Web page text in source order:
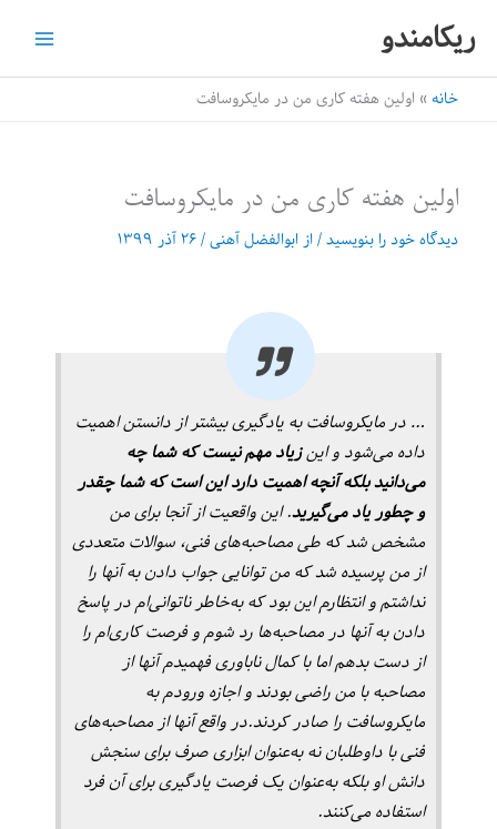
ریکامندو
خانه اولین هفته کاری من در مایکروسافت
اولین هفته کاری من در مایکروسافت
دیدگاه‌ خود را بنویسید/ از ابوالفضل آهنی/۲۶ آذر ۱۳۹۹
… در مایکروسافت به یادگیری بیشتر از دانستن اهمیت
داده می‌شود و اینزیاد مهم نیست که شما چه
می‌دانید بلکه آنچه اهمیت دارد این است که شما چقدر
و چطور یاد می‌گیرید. این واقعیت از آنجا برای من
مشخص شد که طی مصاحبه‌های فنی، سوالات متعددی
از من پرسیده شد که من توانایی جواب دادن به آنها را
نداشتم و انتظارم این بود که به‌خاطر ناتوانی‌ام در پاسخ
دادن به آنها در مصاحبه‌ها رد شوم و فرصت کاری‌ام را
از دست بدهم اما با کمال ناباوری فهمیدم آنها از
مصاحبه با من راضی بودند و اجازه ورودم به
مایکروسافت را صادر کردند.در واقع آنها از مصاحبه‌های
فنی با داوطلبان نه به‌عنوان ابزاری صرف برای سنجش
دانش او بلکه به‌عنوان یک فرصت یادگیری برای آن فرد
استفاده می‌کنند.